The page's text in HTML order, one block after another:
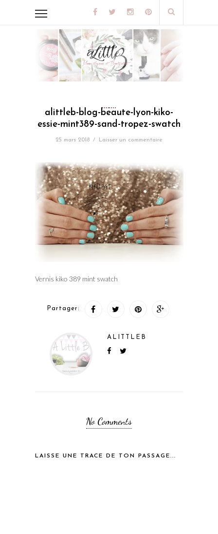
alittleb-blog-beaute-lyon-kiko-
essie-mint389-sand-tropez-swatch
25 mars 2018 / Laisser un commentaire
Vernis kiko 389 mint swatch
Partager:
ALITTLEB
No Comments
LAISSE UNE TRACE DE TON PASSAGE...